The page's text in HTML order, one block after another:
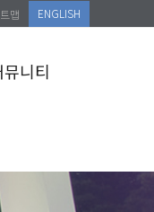
맵 ENGLISH
뮤니티